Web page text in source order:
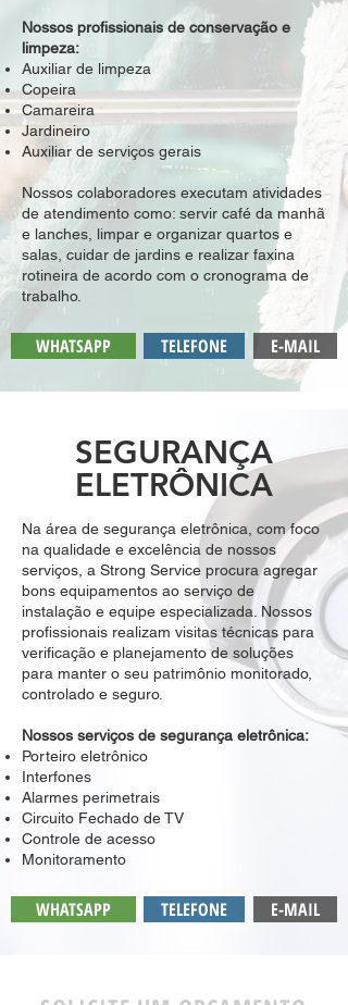
Nossos profissionais de conservação e
limpeza:
Auxiliar de limpeza
Copeira
Camareira
Jardineiro
Auxiliar de serviços gerais
Nossos colaboradores executam atividades
de atendimento como: servir café da manhã
e lanches, limpar e organizar quartos e
salas, cuidar de jardins e realizar faxina
rotineira de acordo com o cronograma de
trabalho.
WHATSAPP TELEFONE E-MAIL
SEGURANÇA
ELETRÔNICA
Na área de segurança eletrônica, com foco
na qualidade e excelência de nossos
serviços, a Strong Service procura agregar
bons equipamentos ao serviço de
instalação e equipe especializada. Nossos
profissionais realizam visitas técnicas para
verificação e planejamento de soluções
para manter o seu patrimônio monitorado,
controlado e seguro.
Nossos serviços de segurança eletrônica:
Porteiro eletrônico
Interfones
Alarmes perimetrais
Circuito Fechado de TV
Controle de acesso
Monitoramento
WHATSAPP TELEFONE E-MAIL